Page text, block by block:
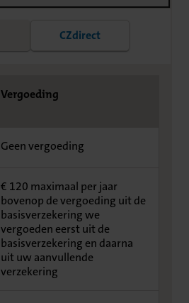
CZdirect
Vergoeding
Geen vergoeding
€ 120 maximaal per jaar
bovenop de vergoeding uit de
basisverzekering we
vergoeden eerst uit de
basisverzekering en daarna
uit uw aanvullende
verzekering